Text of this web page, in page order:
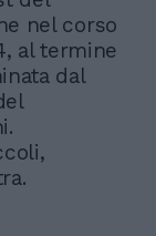
nel corso
al termine
dal